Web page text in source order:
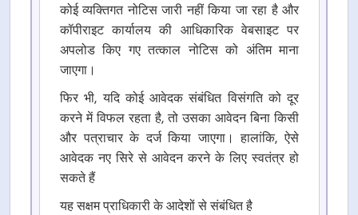
कोई व्यक्तिगत नोटिस जारी नहीं किया जा रहा है और
कॉपीराइट कार्यालय की आधिकारिक वेबसाइट पर
अपलोड किए गए तत्काल नोटिस को अंतिम माना
जाएगा।
फिर भी, यदि कोई आवेदक संबंधित विसंगति को दूर
करने में विफल रहता है, तो उसका आवेदन बिना किसी
और पत्राचार के दर्ज किया जाएगा। हालांकि, ऐसे
आवेदक नए सिरे से आवेदन करने के लिए स्वतंत्र हो
सकते हैं
यह सक्षम प्राधिकारी के आदेशों से संबंधित है